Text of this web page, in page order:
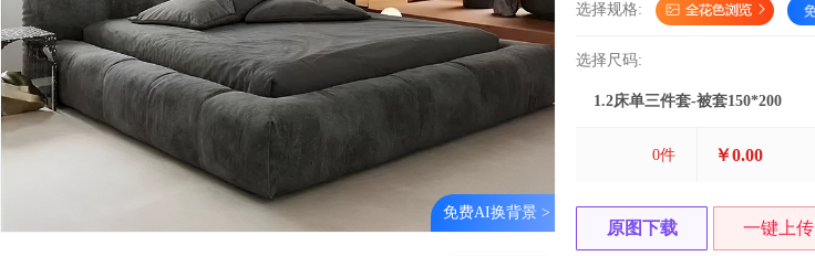
免费AI换背景 >
选择规格:
选择尺码:
1.2床单三件套-被套150*200
0件 ￥0.00
原图下载 一键上传